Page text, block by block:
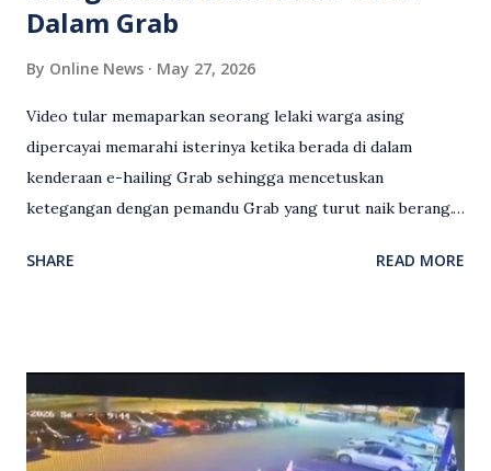
Dalam Grab
By Online News May 27, 2026
Video tular memaparkan seorang lelaki warga asing
dipercayai memarahi isterinya ketika berada di dalam
kenderaan e-hailing Grab sehingga mencetuskan
ketegangan dengan pemandu Grab yang turut naik berang.
antara seorang lelaki warga asing dengan pemandu Grab
Grab bertindak mempertahankan wanita terbabit sebelum
berlaku pertikaman lidah antara kedua-dua pihak. Video
berkenaan kini tular di media sosial dan mendapat pelbagai
SHARE READ MORE